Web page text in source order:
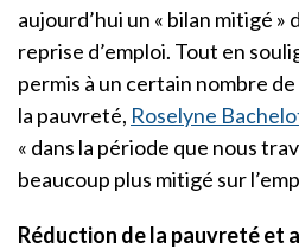
aujourd’hui un « bilan mitigé »
reprise d’emploi. Tout en
permis à un certain nombre
la pauvreté, Roselyne
« dans la période que nous
beaucoup plus mitigé sur
Réduction de la pauvreté et